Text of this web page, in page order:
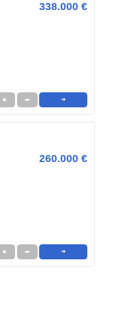
338.000 €
★ ➦ ➜
260.000 €
★ ➦ ➜